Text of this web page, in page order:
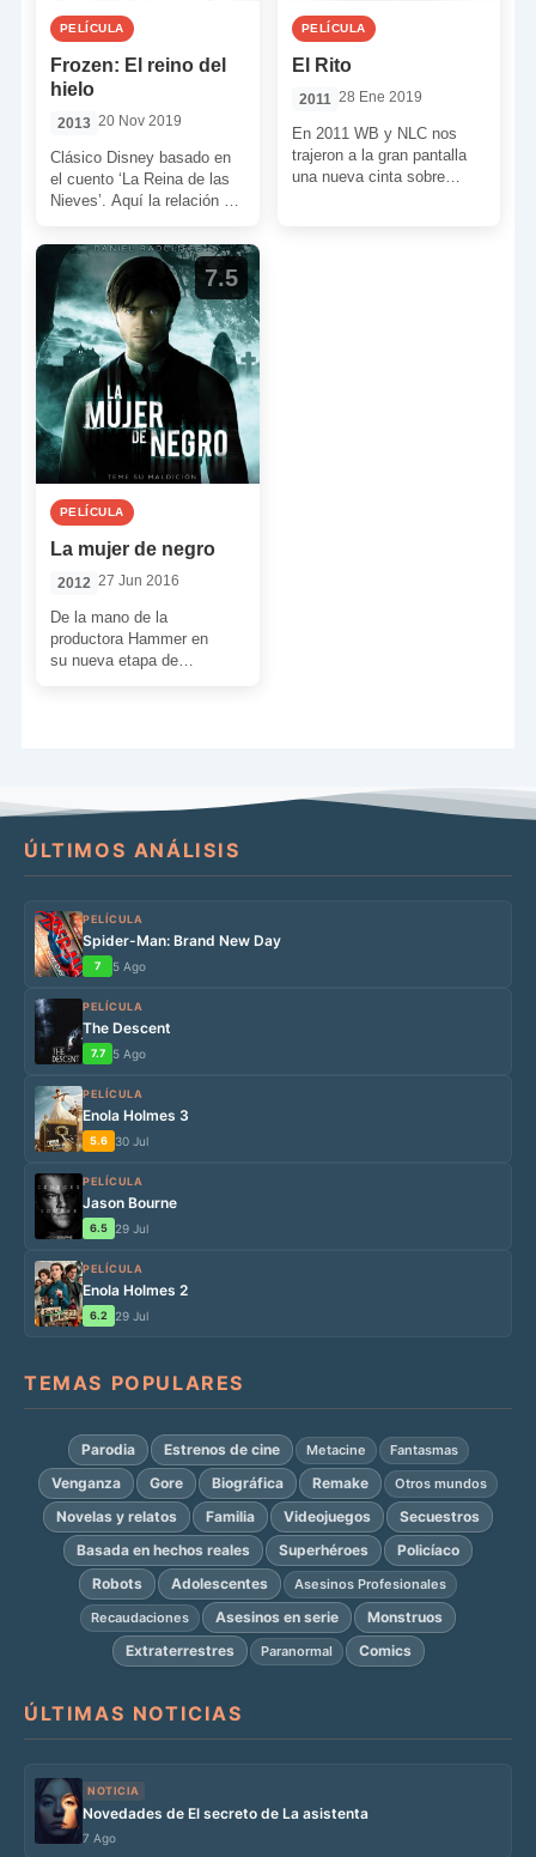
PELÍCULA
Frozen: El reino del
hielo
2013 20 Nov 2019
Clásico Disney basado en
el cuento ‘La Reina de las
Nieves’. Aquí la relación de
princesas Elsa y Anna […]
PELÍCULA
El Rito
2011 28 Ene 2019
En 2011 WB y NLC nos
trajeron a la gran pantalla
una nueva cinta sobre
7.5
PELÍCULA
La mujer de negro
2012 27 Jun 2016
De la mano de la
productora Hammer en
su nueva etapa de
ÚLTIMOS ANÁLISIS
PELÍCULA
Spider-Man: Brand New Day
7 5 Ago
PELÍCULA
The Descent
7.7 5 Ago
PELÍCULA
Enola Holmes 3
5.6 30 Jul
PELÍCULA
Jason Bourne
6.5 29 Jul
PELÍCULA
Enola Holmes 2
6.2 29 Jul
TEMAS POPULARES
Parodia Estrenos de cine Metacine Fantasmas
Venganza Gore Biográfica Remake Otros mundos
Novelas y relatos Familia Videojuegos
Secuestros
Basada en hechos reales
Superhéroes
Policíaco
Robots
Adolescentes
Asesinos Profesionales
Recaudaciones
Asesinos en serie
Monstruos
Extraterrestres
Paranormal Comics
ÚLTIMAS NOTICIAS
NOTICIA
Novedades de El secreto de La asistenta
7 Ago